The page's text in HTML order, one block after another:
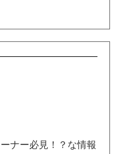
ナー必見！？な情報